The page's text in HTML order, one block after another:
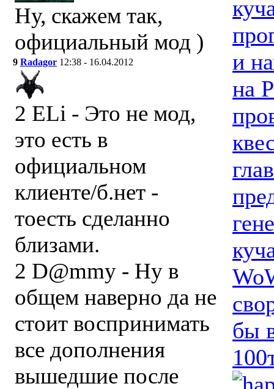
Ну, скажем так,
официальный мод )
9 Radagor 12:38 - 16.04.2012
2 ELi - Это не мод,
это есть в
официальном
клиенте/б.нет -
тоесть сделанно
близами.
2 D@mmy - Ну в
общем наверно да не
стоит воспринимать
все дополнения
вышедшие после
и
на
бы